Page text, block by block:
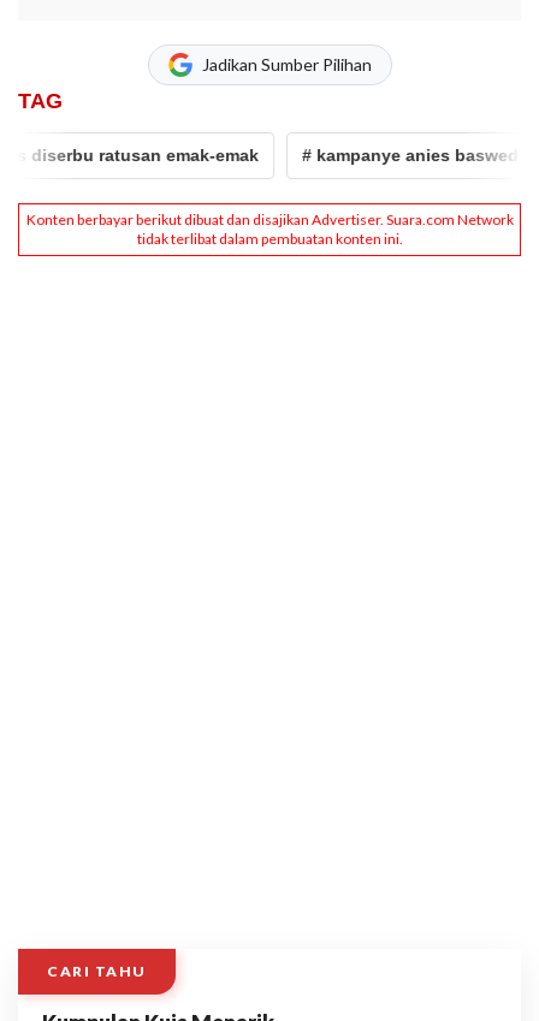
Jadikan Sumber Pilihan
TAG
ratusan emak-emak # kampanye anies baswedan di
CARI TAHU